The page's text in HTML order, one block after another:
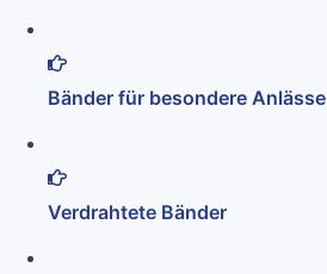
Bänder für besondere Anlässe
Verdrahtete Bänder